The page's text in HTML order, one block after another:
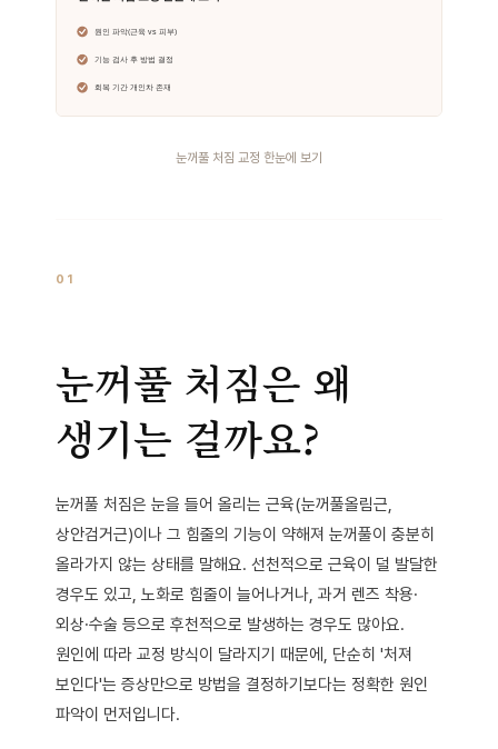
눈꺼풀 처짐 교정 한눈에 보기
01
눈꺼풀 처짐은 왜
생기는 걸까요?
눈꺼풀 처짐은 눈을 들어 올리는 근육(눈꺼풀올림근,
상안검거근)이나 그 힘줄의 기능이 약해져 눈꺼풀이 충분히
올라가지 않는 상태를 말해요. 선천적으로 근육이 덜 발달한
경우도 있고, 노화로 힘줄이 늘어나거나, 과거 렌즈 착용·
외상·수술 등으로 후천적으로 발생하는 경우도 많아요.
원인에 따라 교정 방식이 달라지기 때문에, 단순히 '처져
보인다'는 증상만으로 방법을 결정하기보다는 정확한 원인
파악이 먼저입니다.